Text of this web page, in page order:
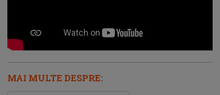
MAI MULTE DESPRE: